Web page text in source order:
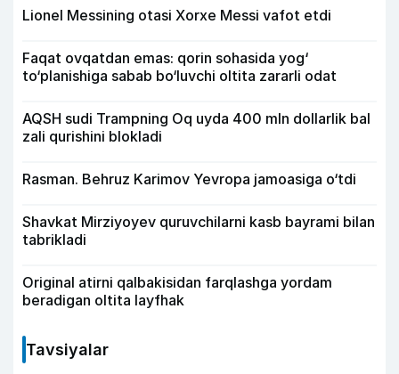
Lionel Messining otasi Xorxe Messi vafot etdi
Faqat ovqatdan emas: qorin sohasida yog‘
to‘planishiga sabab bo‘luvchi oltita zararli odat
AQSH sudi Trampning Oq uyda 400 mln dollarlik bal
zali qurishini blokladi
Rasman. Behruz Karimov Yevropa jamoasiga o‘tdi
Shavkat Mirziyoyev quruvchilarni kasb bayrami bilan
tabrikladi
Original atirni qalbakisidan farqlashga yordam
beradigan oltita layfhak
Tavsiyalar